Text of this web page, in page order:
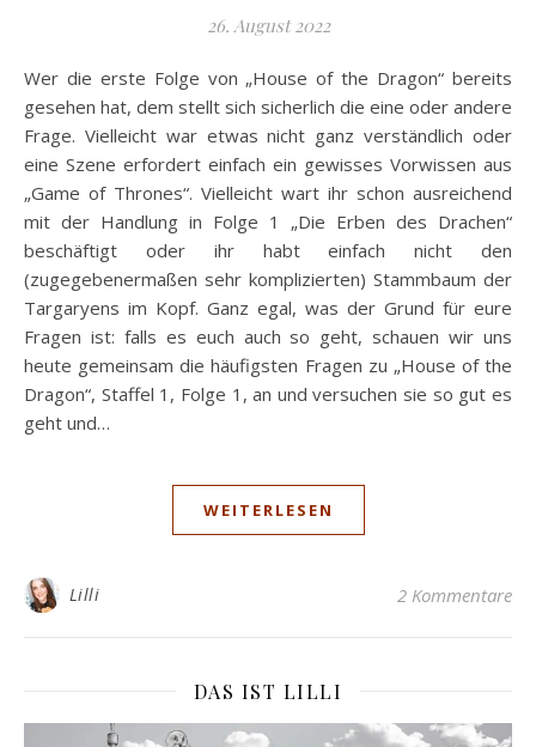
26. August 2022
Wer die erste Folge von „House of the Dragon“ bereits
gesehen hat, dem stellt sich sicherlich die eine oder andere
Frage. Vielleicht war etwas nicht ganz verständlich oder
eine Szene erfordert einfach ein gewisses Vorwissen aus
„Game of Thrones“. Vielleicht wart ihr schon ausreichend
mit der Handlung in Folge 1 „Die Erben des Drachen“
beschäftigt oder ihr habt einfach nicht den
(zugegebenermaßen sehr komplizierten) Stammbaum der
Targaryens im Kopf. Ganz egal, was der Grund für eure
Fragen ist: falls es euch auch so geht, schauen wir uns
heute gemeinsam die häufigsten Fragen zu „House of the
Dragon“, Staffel 1, Folge 1, an und versuchen sie so gut es
geht und…
WEITERLESEN
Lilli 2 Kommentare
DAS IST LILLI